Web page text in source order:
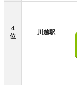
4
位
川越駅